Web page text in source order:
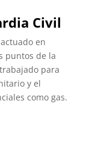
Civil
en
puntos de la
para
y el
como gas.